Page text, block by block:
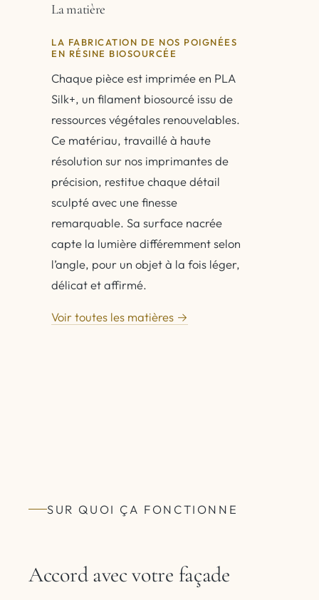
La matière
LA FABRICATION DE NOS POIGNÉES
EN RÉSINE BIOSOURCÉE
Chaque pièce est imprimée en PLA
Silk+, un filament biosourcé issu de
ressources végétales renouvelables.
Ce matériau, travaillé à haute
résolution sur nos imprimantes de
précision, restitue chaque détail
sculpté avec une finesse
remarquable. Sa surface nacrée
capte la lumière différemment selon
l’angle, pour un objet à la fois léger,
délicat et affirmé.
Voir toutes les matières →
SUR QUOI ÇA FONCTIONNE
Accord avec votre façade